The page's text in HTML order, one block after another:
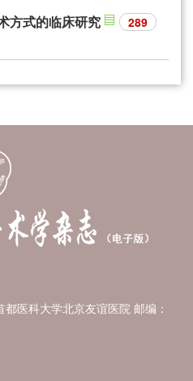
方式的临床研究 289
医科大学北京友谊医院 邮编：